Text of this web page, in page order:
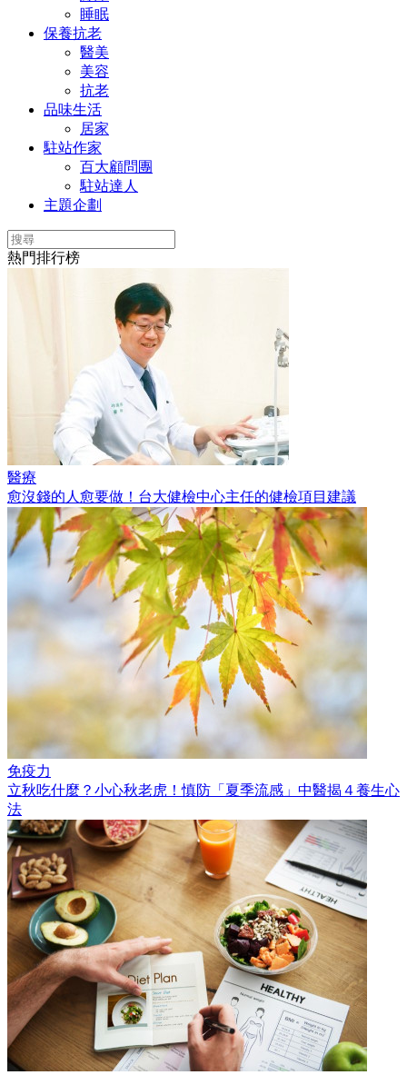
睡眠
保養抗老
醫美
美容
抗老
品味生活
居家
駐站作家
百大顧問團
駐站達人
主題企劃
熱門排行榜
醫療
愈沒錢的人愈要做！台大健檢中心主任的健檢項目建議
免疫力
立秋吃什麼？小心秋老虎！慎防「夏季流感」中醫揭４養生心
法